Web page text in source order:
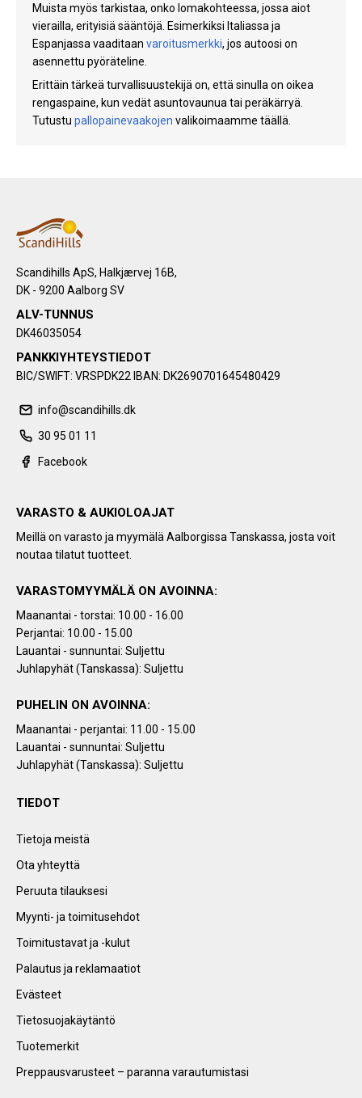
Muista myös tarkistaa, onko lomakohteessa, jossa aiot
vierailla, erityisiä sääntöjä. Esimerkiksi Italiassa ja
Espanjassa vaaditaan varoitusmerkki, jos autoosi on
asennettu pyöräteline.
Erittäin tärkeä turvallisuustekijä on, että sinulla on oikea
rengaspaine, kun vedät asuntovaunua tai peräkärryä.
Tutustu pallopainevaakojen valikoimaamme täällä.
Scandihills ApS, Halkjærvej 16B,
DK - 9200 Aalborg SV
ALV-TUNNUS
DK46035054
PANKKIYHTEYSTIEDOT
BIC/SWIFT: VRSPDK22 IBAN: DK2690701645480429
info@scandihills.dk
30 95 01 11
Facebook
VARASTO & AUKIOLOAJAT
Meillä on varasto ja myymälä Aalborgissa Tanskassa, josta voit
noutaa tilatut tuotteet.
VARASTOMYYMÄLÄ ON AVOINNA:
Maanantai - torstai: 10.00 - 16.00
Perjantai: 10.00 - 15.00
Lauantai - sunnuntai: Suljettu
Juhlapyhät (Tanskassa): Suljettu
PUHELIN ON AVOINNA:
Maanantai - perjantai: 11.00 - 15.00
Lauantai - sunnuntai: Suljettu
Juhlapyhät (Tanskassa): Suljettu
TIEDOT
Tietoja meistä
Ota yhteyttä
Peruuta tilauksesi
Myynti- ja toimitusehdot
Toimitustavat ja -kulut
Palautus ja reklamaatiot
Evästeet
Tietosuojakäytäntö
Tuotemerkit
Preppausvarusteet – paranna varautumistasi